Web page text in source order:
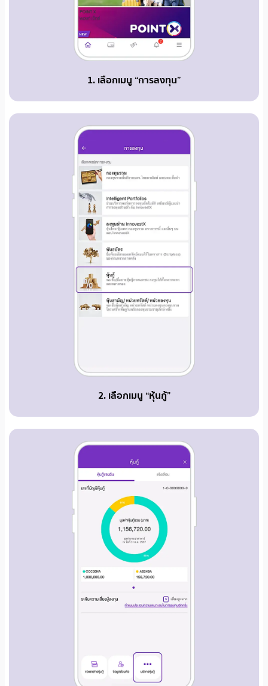
1. เลือกเมนู “การลงทุน”
2. เลือกเมนู “หุ้นกู้”